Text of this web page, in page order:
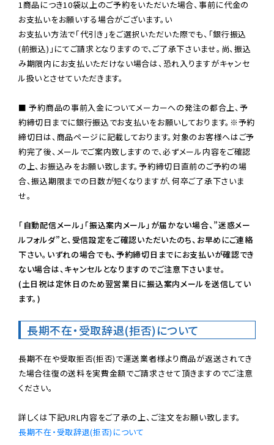
1商品につき10袋以上のご予約をいただいた場合、事前に代金の
お支払いをお願いする場合がございます。い
お支払い方法で「代引き」をご選択いただいた際でも、「銀行振込
(前振込)」にてご請求となりますので、ご了承下さいませ。尚、振込
み期限内にお支払いただけない場合は、恐れ入りますがキャンセ
ル扱いとさせていただきます。
■ 予約商品の事前入金についてメーカーへの発注の都合上、予
約締切日までに銀行振込でお支払いをお願いしております。※予約
締切日は、商品ページに記載しております。対象のお客様へはご予
約完了後、メールでご案内致しますので、必ずメール内容をご確認
の上、お振込みをお願い致します。予約締切日直前のご予約の場
合、振込期限までの日数が短くなりますが、何卒ご了承下さいま
せ。
「自動配信メール」「振込案内メール」が届かない場合、”迷惑メー
ルフォルダ”と、受信設定をご確認いただいたのち、お早めにご連絡
下さい。いずれの場合でも、予約締切日までにお支払いが確認でき
ない場合は、キャンセルとなりますのでご注意下さいませ。
(土日祝は定休日のため翌営業日に振込案内メールを送信してい
ます。)
長期不在・受取辞退(拒否)について
長期不在や受取拒否(拒否)で運送業者様より商品が返送されてき
た場合往復の送料を実費金額でご請求させて頂きますのでご注意
ください。
長期不在・受取辞退(拒否)について